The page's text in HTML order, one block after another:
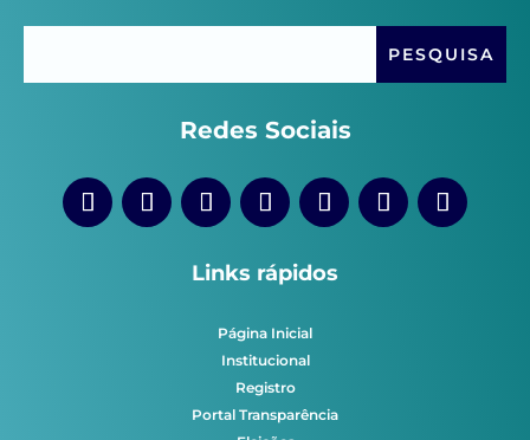
Redes Sociais
Links rápidos
Página Inicial
Institucional
Registro
Portal Transparência